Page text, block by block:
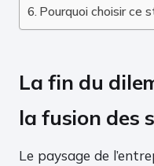
Pourquoi choisir ce
La fin du
la fusion des
Le paysage de